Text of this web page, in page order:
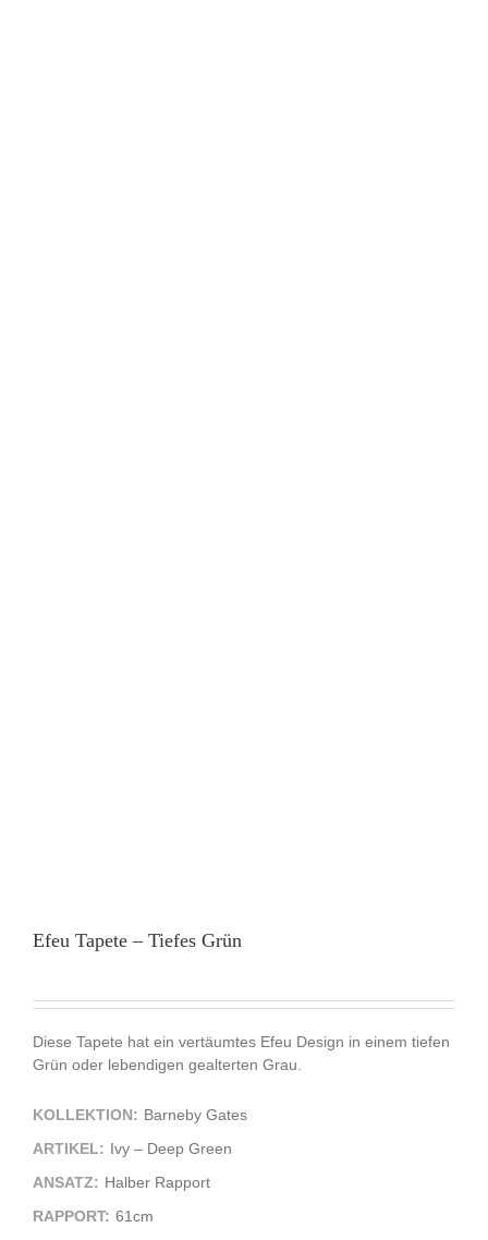
Efeu Tapete – Tiefes Grün
Diese Tapete hat ein vertäumtes Efeu Design in einem tiefen
Grün oder lebendigen gealterten Grau.
KOLLEKTION: Barneby Gates
ARTIKEL: Ivy – Deep Green
ANSATZ: Halber Rapport
RAPPORT: 61cm